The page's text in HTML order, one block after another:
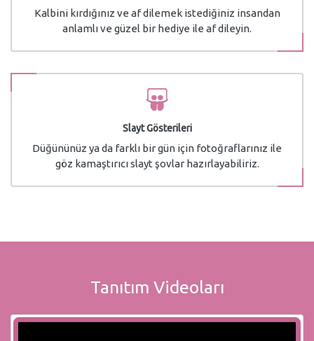
Kalbini kırdığınız ve af dilemek istediğiniz insandan
anlamlı ve güzel bir hediye ile af dileyin.
Slayt Gösterileri
Düğününüz ya da farklı bir gün için fotoğraflarınız ile
göz kamaştırıcı slayt şovlar hazırlayabiliriz.
Tanıtım Videoları